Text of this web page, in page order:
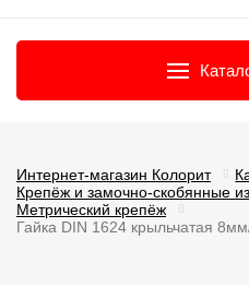
Интернет-магазин Колорит
Крепёж и замочно-скобянные
Метрический крепёж
Гайка DIN 1624 крыльчатая